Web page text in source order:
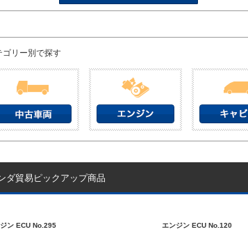
ゴリー別で探す
ダ貿易ピックアップ商品
ン ECU No.295 エンジン ECU No.120